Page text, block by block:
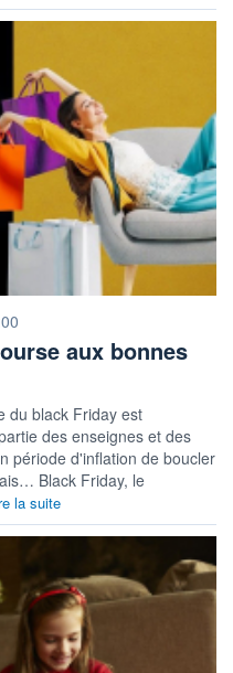
aux bonnes
du black Friday est
des enseignes et des
période d'inflation de boucler
Black Friday, le
la suite